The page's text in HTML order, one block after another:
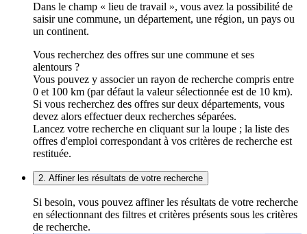
Dans le champ « lieu de travail », vous avez la possibilité de
saisir une commune, un département, une région, un pays ou
un continent.
Vous recherchez des offres sur une commune et ses
alentours ?
Vous pouvez y associer un rayon de recherche compris entre
0 et 100 km (par défaut la valeur sélectionnée est de 10 km).
Si vous recherchez des offres sur deux départements, vous
devez alors effectuer deux recherches séparées.
Lancez votre recherche en cliquant sur la loupe ; la liste des
offres d'emploi correspondant à vos critères de recherche est
restituée.
2. Affiner les résultats de votre recherche
Si besoin, vous pouvez affiner les résultats de votre recherche
en sélectionnant des filtres et critères présents sous les critères
de recherche.